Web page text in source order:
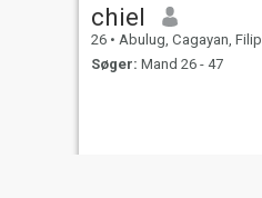
chiel
26 • Abulug, Cagayan, Filippinerne
Søger: Mand 26 - 47